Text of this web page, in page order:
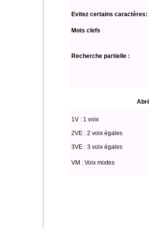
Evitez certains caractères:
Mots clefs
Recherche partielle :
1V : 1 voix
2VE : 2 voix égales
3VE : 3 voix égales
VM : Voix mixtes